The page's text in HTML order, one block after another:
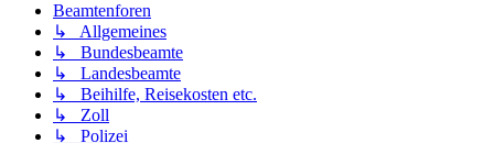
Beamtenforen
↳ Allgemeines
↳ Bundesbeamte
↳ Landesbeamte
↳ Beihilfe, Reisekosten etc.
↳ Zoll
↳ Polizei